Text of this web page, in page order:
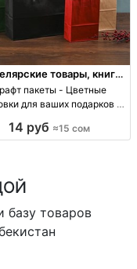
товары, книги,
учебники
пакеты - Цветные
для ваших подарков и
сом, опт. Упаковка 12 шт.
14 руб ≈15 сом
базу товаров